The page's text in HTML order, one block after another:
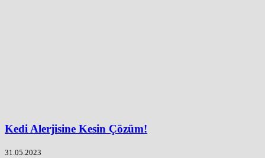
Kedi Alerjisine Kesin Çözüm!
31.05.2023